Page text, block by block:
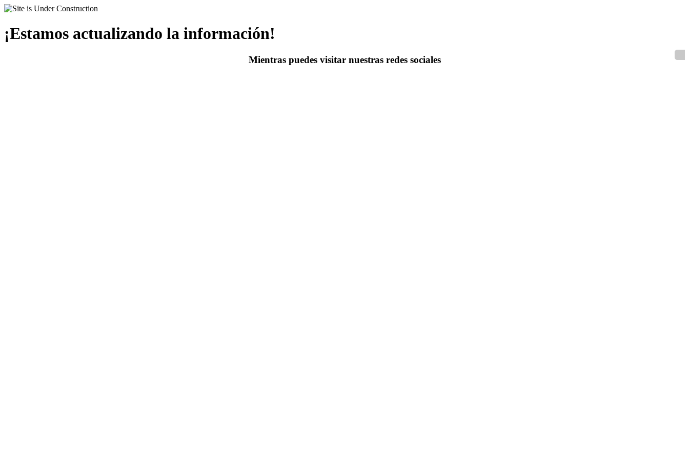
¡Estamos actualizando la información!
Mientras puedes visitar nuestras redes sociales